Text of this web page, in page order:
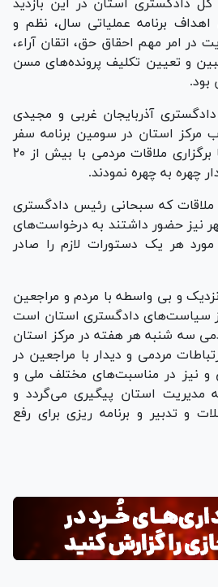
دادگستری استان در این بازدید
اهداف برنامه عملیاتی سال، نظم و
در امر مهم احقاق حق، اتقان آراء،
و تعیین تکلیف پرونده‌های مسن
بود.
آذربایجان غربی و مجیدی
مرکز استان در سومین برنامه سفر
کاری خود در پیرانشهر با برگزاری ملاقات مردمی با بیش از ۲۰
چهره به چهره نمودند.
ملاقات که سبحانی رئیس دادگستری
نیز حضور داشتند به درخواست‌های
هر یک دستورات لازم را صادر
و بی واسطه با مردم و مراجعین
سیاست‌های دادگستری استان است
سه شنبه هر هفته در مرکز استان
مردمی و دیدار با مراجعین در
و نیز در مناسبت‌های مختلف ملی و
مدیریت استان پیگیری می‌گردد و
و تدبیر و برنامه ریزی برای رفع